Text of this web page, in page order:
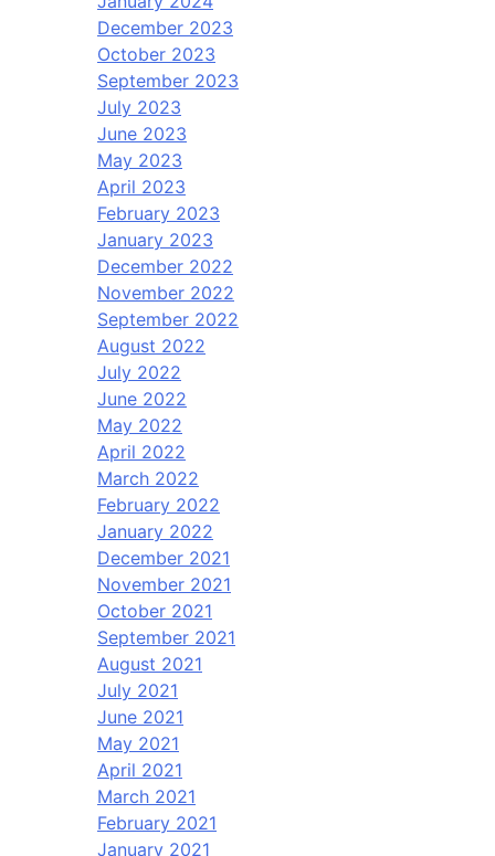
December 2023
October 2023
September 2023
July 2023
June 2023
May 2023
April 2023
February 2023
January 2023
December 2022
November 2022
September 2022
August 2022
July 2022
June 2022
May 2022
April 2022
March 2022
February 2022
January 2022
December 2021
November 2021
October 2021
September 2021
August 2021
July 2021
June 2021
May 2021
April 2021
March 2021
February 2021
January 2021